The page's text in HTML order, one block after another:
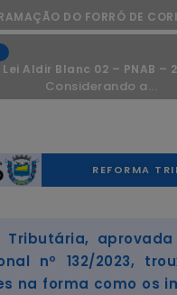
DO FORRÓ DE
Lei Aldir Blanc 02 – PNAB –
Considerando a...
REFORMA
Tributária,
nº 132/2023,
na forma como os